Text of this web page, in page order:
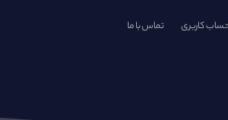
کاربری تماس با ما